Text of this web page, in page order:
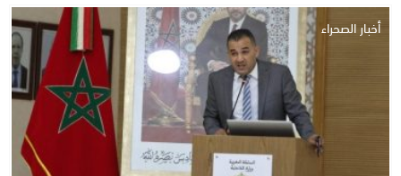
أخبار الصحراء